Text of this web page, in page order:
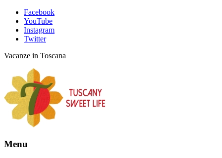
Facebook
YouTube
Instagram
Twitter
Vacanze in Toscana
Menu